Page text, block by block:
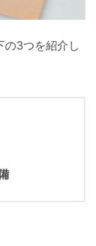
の3つを紹介し